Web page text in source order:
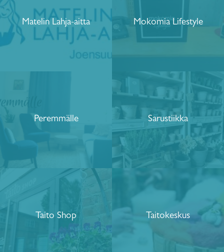
Matelin Lahja-aitta Mokomia Lifestyle
Peremmälle Sarustiikka
Taito Shop Taitokeskus